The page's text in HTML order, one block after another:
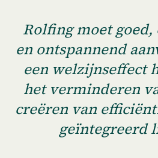
Rolfing moet
en ontspannend
een welzijnseffect
het verminderen
creëren van
geïntegreerd